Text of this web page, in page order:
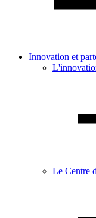
Innovation et
Le Centre